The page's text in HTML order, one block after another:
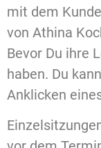
mit dem
von Athina
Bevor Du ihre
haben. Du
Anklicken